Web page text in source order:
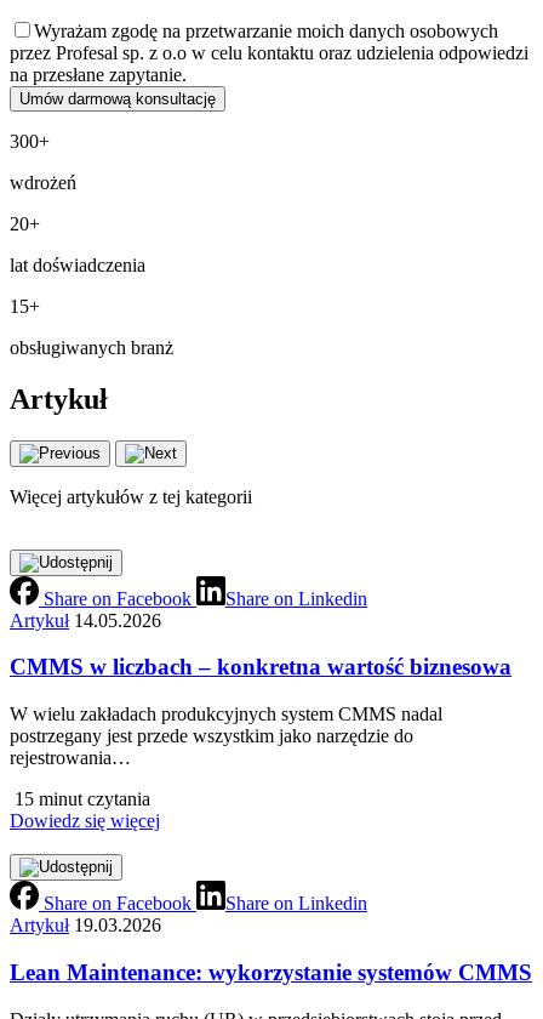
Wyrażam zgodę na przetwarzanie moich danych osobowych
przez Profesal sp. z o.o w celu kontaktu oraz udzielenia odpowiedzi
na przesłane zapytanie.
300+
wdrożeń
20+
lat doświadczenia
15+
obsługiwanych branż
Artykuł
Więcej artykułów z tej kategorii
Share on Facebook
Share on Linkedin
Artykuł 14.05.2026
CMMS w liczbach – konkretna wartość biznesowa
W wielu zakładach produkcyjnych system CMMS nadal
postrzegany jest przede wszystkim jako narzędzie do
rejestrowania…
15 minut czytania
Dowiedz się więcej
Share on Facebook
Share on Linkedin
Artykuł 19.03.2026
Lean Maintenance: wykorzystanie systemów CMMS